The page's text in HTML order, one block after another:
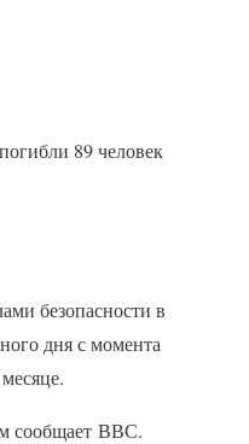
89 человек
безопасности в
дня с момента
сообщает ВВС.